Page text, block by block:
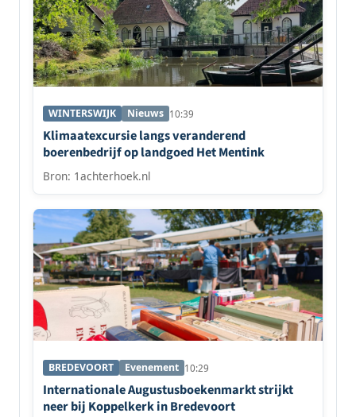
WINTERSWIJK Nieuws 10:39
Klimaatexcursie langs veranderend
boerenbedrijf op landgoed Het Mentink
Bron: 1achterhoek.nl
BREDEVOORT Evenement 10:29
Internationale Augustusboekenmarkt strijkt
neer bij Koppelkerk in Bredevoort